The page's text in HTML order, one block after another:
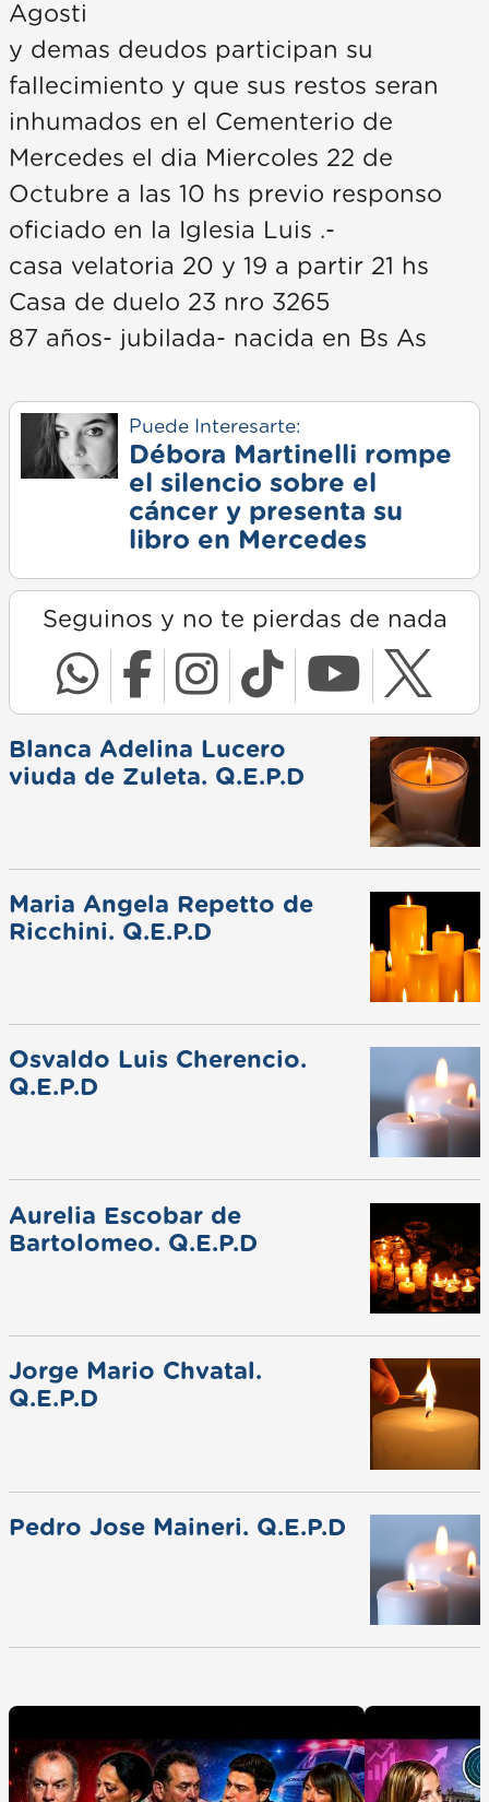
Agosti
y demas deudos participan su
fallecimiento y que sus restos seran
inhumados en el Cementerio de
Mercedes el dia Miercoles 22 de
Octubre a las 10 hs previo responso
oficiado en la Iglesia Luis .-
casa velatoria 20 y 19 a partir 21 hs
Casa de duelo 23 nro 3265
87 años- jubilada- nacida en Bs As
Puede Interesarte:
Débora Martinelli rompe
el silencio sobre el
cáncer y presenta su
libro en Mercedes
Seguinos y no te pierdas de nada
Blanca Adelina Lucero
viuda de Zuleta. Q.E.P.D
Maria Angela Repetto de
Ricchini. Q.E.P.D
Osvaldo Luis Cherencio.
Q.E.P.D
Aurelia Escobar de
Bartolomeo. Q.E.P.D
Jorge Mario Chvatal.
Q.E.P.D
Pedro Jose Maineri. Q.E.P.D